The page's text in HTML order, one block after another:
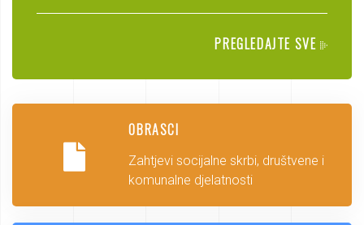
PREGLEDAJTE SVE
OBRASCI
Zahtjevi socijalne skrbi, društvene i
komunalne djelatnosti